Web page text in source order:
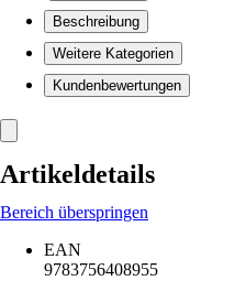
Beschreibung
Weitere Kategorien
Kundenbewertungen
Artikeldetails
Bereich überspringen
EAN
9783756408955